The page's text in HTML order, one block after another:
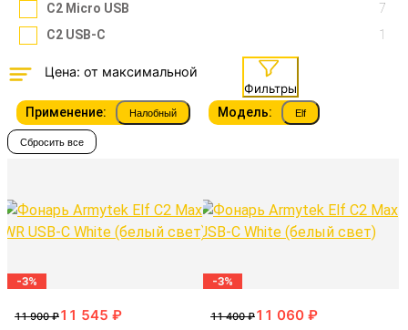
C2 Micro USB
7
C2 USB-C
1
Фильтры
Применение:
Налобный Модель: Elf
Сбросить все
-3% -3%